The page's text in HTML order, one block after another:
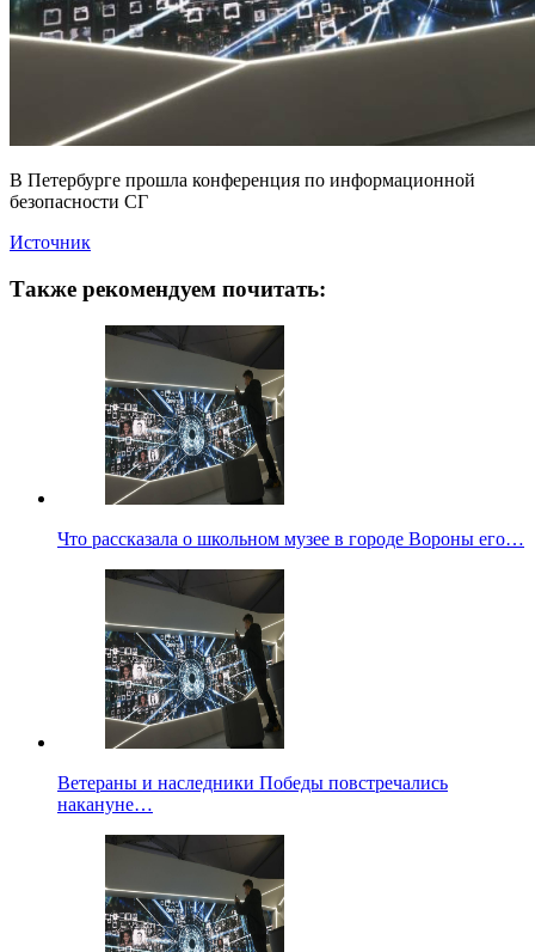
В Петербурге прошла конференция по информационной
безопасности СГ
Источник
Также рекомендуем почитать:
Что рассказала о школьном музее в городе Вороны его…
Ветераны и наследники Победы повстречались
накануне…